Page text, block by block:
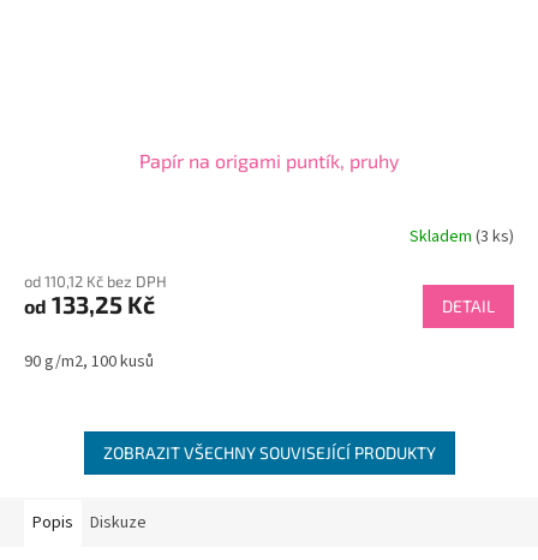
Papír na origami puntík, pruhy
Skladem (3 ks)
od 110,12 Kč bez DPH
od 133,25 Kč DETAIL
90 g/m2, 100 kusů
ZOBRAZIT VŠECHNY SOUVISEJÍCÍ PRODUKTY
Popis Diskuze